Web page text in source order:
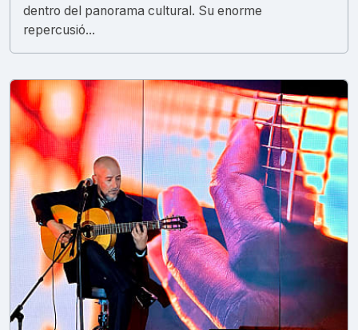
dentro del panorama cultural. Su enorme
repercusió...